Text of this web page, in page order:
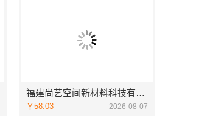
福建尚艺空间新材料科技有限公司，泉州家装价格透明明细
￥58.03 2026-08-07